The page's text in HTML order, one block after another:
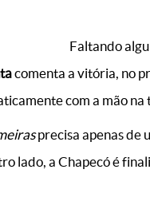
Faltando
comenta a vitória, no
com a mão na
precisa apenas de
lado, a Chapecó é